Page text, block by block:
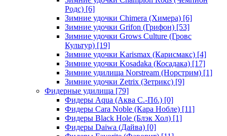
Родс) [6]
Зимние удочки Chimera (Химера) [6]
Зимние удочки Grifon (Грифон) [53]
Зимние удочки Grows Culture (Гровс
Культур) [19]
Зимние удочки Karismax (Карисмакс) [4]
Зимние удочки Kosadaka (Косадака) [17]
Зимние удилища Norstream (Норстрим) [1]
Зимние удочки Zetrix (Зетрикс) [9]
Фидерные удилища [79]
Фидеры Aqua (Аква С.-Пб.) [0]
Фидеры Cara Noble (Кара Нобле) [11]
Фидеры Black Hole (Блэк Хол) [1]
Фидеры Daiwa (Дайва) [0]